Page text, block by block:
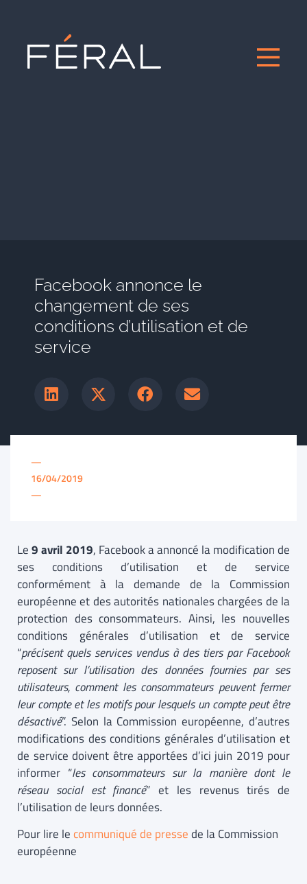
Facebook annonce le
changement de ses
conditions d’utilisation et de
service
—
16/04/2019
—
Le9 avril 2019, Facebook a annoncé la modification de
ses conditions d’utilisation et de service
conformément à la demande de la Commission
européenne et des autorités nationales chargées de la
protection des consommateurs. Ainsi, les nouvelles
conditions générales d’utilisation et de service
“précisent quels services vendus à des tiers par Facebook
reposent sur l’utilisation des données fournies par ses
utilisateurs, comment les consommateurs peuvent fermer
leur compte et les motifs pour lesquels un compte peut être
désactivé”. Selon la Commission européenne, d’autres
modifications des conditions générales d’utilisation et
de service doivent être apportées d’ici juin 2019 pour
informer “les consommateurs sur la manière dont le
réseau social est financé” et les revenus tirés de
l’utilisation de leurs données.
Pour lire lecommuniqué de pressede la Commission
européenne